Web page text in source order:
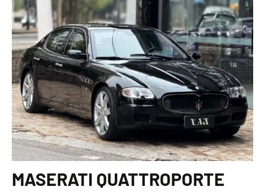
MASERATI QUATTROPORTE